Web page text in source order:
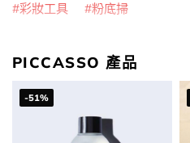
彩妝工具
粉底掃
PICCASSO 產品
-51%